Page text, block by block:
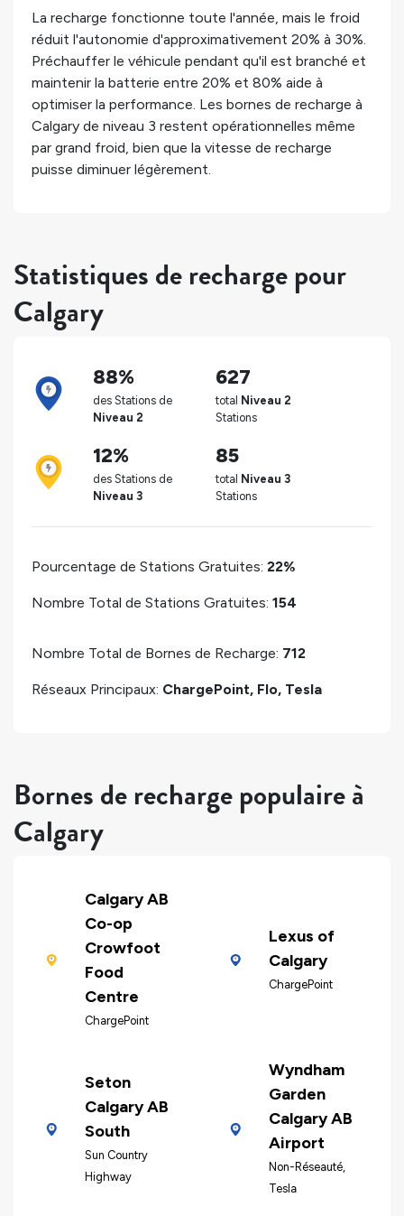
La recharge fonctionne toute l'année, mais le froid
réduit l'autonomie d'approximativement 20% à 30%.
Préchauffer le véhicule pendant qu'il est branché et
maintenir la batterie entre 20% et 80% aide à
optimiser la performance. Les bornes de recharge à
Calgary de niveau 3 restent opérationnelles même
par grand froid, bien que la vitesse de recharge
puisse diminuer légèrement.
Statistiques de recharge pour
Calgary
88%
des Stations de
Niveau 2
627
total Niveau 2
Stations
12%
des Stations de
Niveau 3
85
total Niveau 3
Stations
Pourcentage de Stations Gratuites: 22%
Nombre Total de Stations Gratuites: 154
Nombre Total de Bornes de Recharge: 712
Réseaux Principaux: ChargePoint, Flo, Tesla
Bornes de recharge populaire à
Calgary
Calgary AB
Co-op
Crowfoot
Food
Centre
ChargePoint
Lexus of
Calgary
ChargePoint
Seton
Calgary AB
South
Sun Country
Highway
Wyndham
Garden
Calgary AB
Airport
Non-Réseauté,
Tesla